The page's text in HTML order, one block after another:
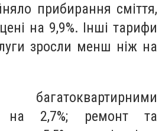
прибирання сміття,
на 9,9%. Інші тарифи
зросли менш ніж на
на 2,7%; ремонт та